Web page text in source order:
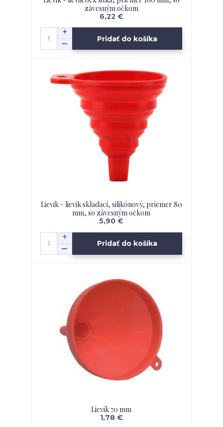
závesným očkom
6,22 €
Pridať do košíka
Lievik - lievik skladací, silikónový, priemer 80
mm, so závesným očkom
5,90 €
Pridať do košíka
Lievik 70 mm
1,78 €